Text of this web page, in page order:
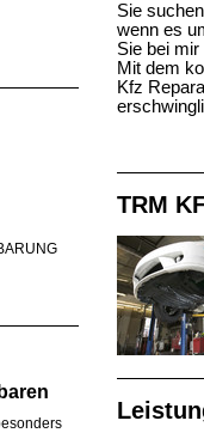
Sie
wenn es
Sie bei
Mit dem
Kfz
TRM